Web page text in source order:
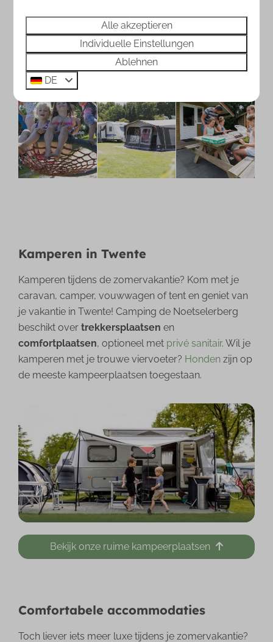
Kamperen in Twente
Kamperen tijdens de zomervakantie? Kom met je
caravan, camper, vouwwagen of tent en geniet van
je vakantie in Twente! Camping de Noetselerberg
beschikt overtrekkersplaatsen en
comfortplaatsen, optioneel met privé sanitair. Wil je
kamperen met je trouwe viervoeter? Honden zijn op
de meeste kampeerplaatsen toegestaan.
Bekijk onze ruime kampeerplaatsen
Comfortabele accommodaties
Toch liever iets meer luxe tijdens je zomervakantie?
Alle akzeptieren
Individuelle Einstellungen
Ablehnen
DE